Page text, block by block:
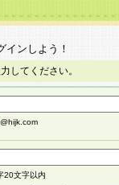
インしよう！
してください。
20文字以内